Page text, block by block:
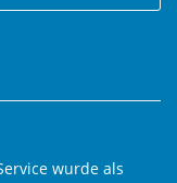
wurde als